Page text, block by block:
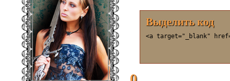
Выделить код
<a target="_blank"